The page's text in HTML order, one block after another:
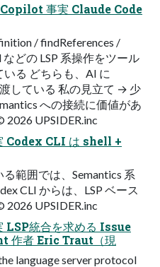
事実 Claude Code
/ findReferences /
どの LSP 系操作をツール
る どちらも、AI に
している 私の見立て → 少
への接続に価値があ
UPSIDER.inc
Codex CLI は shell +
範囲では、Semantics 系
CLI からは、LSP ベース
UPSIDER.inc
LSP統合を求める Issue
作者 Eric Traut（現
language server protocol